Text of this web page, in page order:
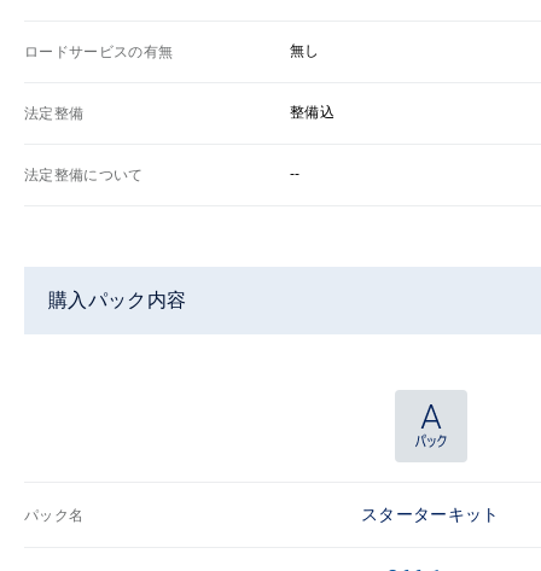
ロードサービスの有無 無し
法定整備 整備込
法定整備について --
購入パック内容
パック名 スターターキット